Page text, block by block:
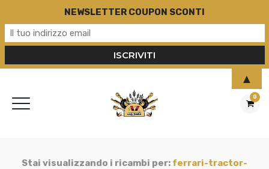
0
Stai visualizzando i ricambi per: ferrari-tractor-
NEWSLETTER COUPON SCONTI
▲